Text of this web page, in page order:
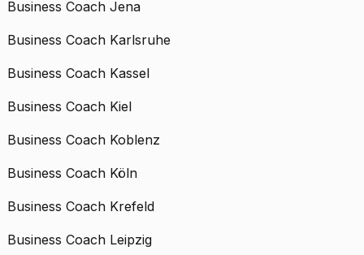
Business Coach Jena
Business Coach Karlsruhe
Business Coach Kassel
Business Coach Kiel
Business Coach Koblenz
Business Coach Köln
Business Coach Krefeld
Business Coach Leipzig